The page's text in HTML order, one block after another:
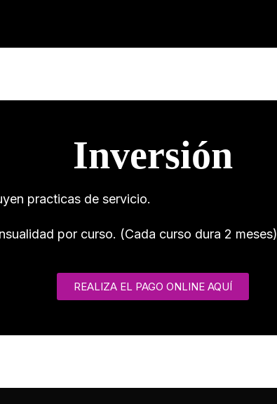
Inversión
practicas de servicio.
por curso. (Cada curso dura 2 meses)
REALIZA EL PAGO ONLINE AQUÍ